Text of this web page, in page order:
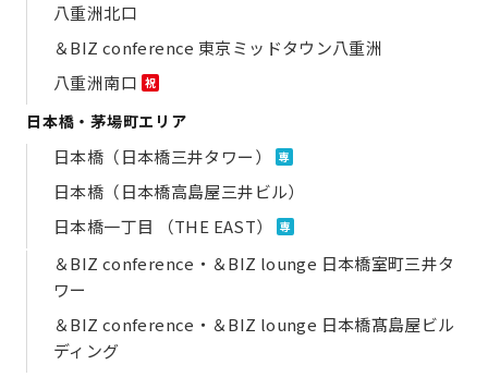
八重洲北口
＆BIZ conference 東京ミッドタウン八重洲
八重洲南口 祝
日本橋・茅場町エリア
日本橋（日本橋三井タワー） 専
日本橋（日本橋高島屋三井ビル）
日本橋一丁目 （THE EAST）
専
＆BIZ conference・＆BIZ lounge 日本橋室町三井タ
ワー
＆BIZ conference・＆BIZ lounge 日本橋髙島屋ビル
ディング